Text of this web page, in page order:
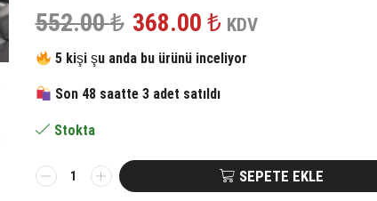
552.00₺ Orijinal
fiyat:
552.00 ₺.
368.00 ₺Şu
andaki
fiyat:
KDV
5 kişi şu anda bu ürünü inceliyor
Son 48 saatte 3 adet satıldı
Stokta
BUFFER®
Teleskopik
SEPETE EKLE